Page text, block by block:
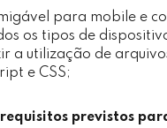
para mobile e
os tipos de
a utilização de
e CSS;
previstos